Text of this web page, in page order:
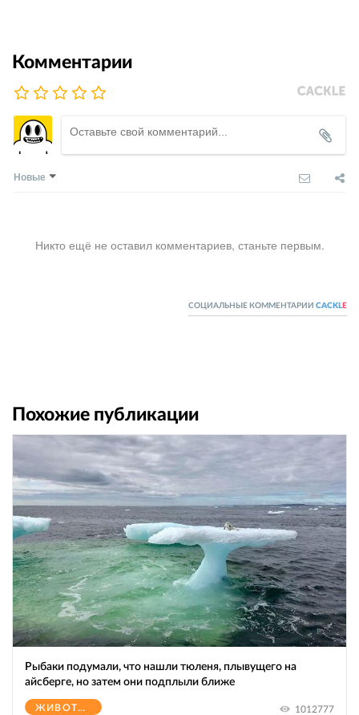
Комментарии
Новые
Никто ещё не оставил комментариев, станьте первым.
СОЦИАЛЬНЫЕ КОММЕНТАРИИ CACKL E
Похожие публикации
Рыбаки подумали, что нашли тюленя, плывущего на
айсберге, но затем они подплыли ближе
ЖИВОТНЫЕ 1012777